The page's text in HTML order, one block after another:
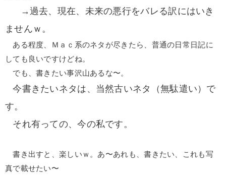
→過去、現在、未来の悪行をバレる訳にはいき
ませんｗ。
ある程度、Ｍａｃ系のネタが尽きたら、普通の日常日記に
しても良いですけどね。
でも、書きたい事沢山あるな〜。
今書きたいネタは、当然古いネタ（無駄遣い）で
す。
それ有っての、今の私です。
書き出すと、楽しいｗ。あ〜あれも、書きたい、これも写
真で載せたい〜